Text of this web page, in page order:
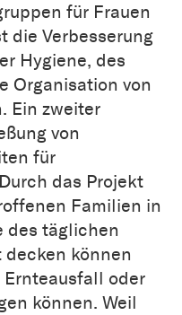
für Frauen
die Verbesserung
Hygiene, des
Organisation von
Ein zweiter
von
für
das Projekt
Familien in
des täglichen
decken können
oder
können. Weil